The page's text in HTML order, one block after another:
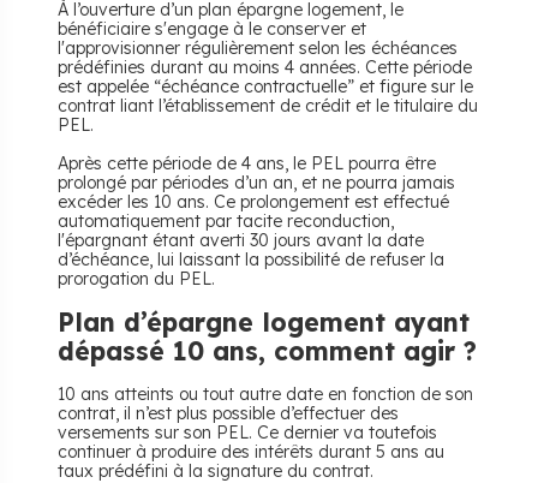
À l’ouverture d’un plan épargne logement, le
bénéficiaire s'engage à le conserver et
l'approvisionner régulièrement selon les échéances
prédéfinies durant au moins 4 années. Cette période
est appelée “échéance contractuelle” et figure sur le
contrat liant l’établissement de crédit et le titulaire du
PEL.
Après cette période de 4 ans, le PEL pourra être
prolongé par périodes d’un an, et ne pourra jamais
excéder les 10 ans. Ce prolongement est effectué
automatiquement par tacite reconduction,
l'épargnant étant averti 30 jours avant la date
d’échéance, lui laissant la possibilité de refuser la
prorogation du PEL.
Plan d’épargne logement ayant
dépassé 10 ans, comment agir ?
10 ans atteints ou tout autre date en fonction de son
contrat, il n’est plus possible d’effectuer des
versements sur son PEL. Ce dernier va toutefois
continuer à produire des intérêts durant 5 ans au
taux prédéfini à la signature du contrat.